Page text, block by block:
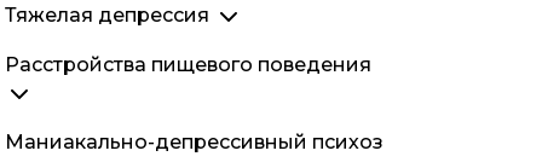
Параноидная шизофрения
Простая шизофрения
Тяжелая депрессия
Затяжная депрессия
Эндогенная депрессия
Послеродовая депрессия
Расстройства пищевого поведения
Анорексия
Маниакально-депрессивный психоз